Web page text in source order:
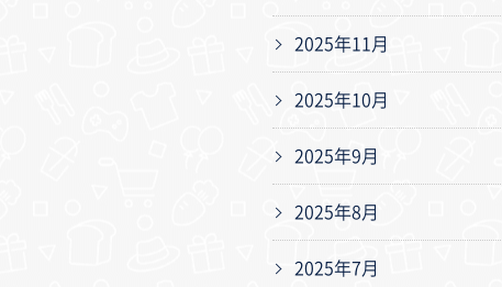
2025年11月
2025年10月
2025年9月
2025年8月
2025年7月